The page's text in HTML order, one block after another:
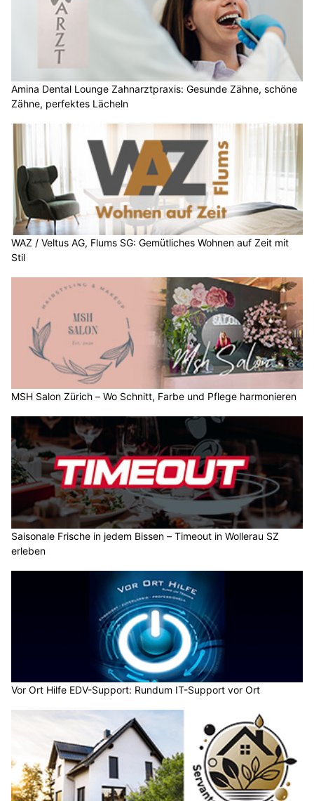
Amina Dental Lounge Zahnarztpraxis: Gesunde Zähne, schöne
Zähne, perfektes Lächeln
WAZ / Veltus AG, Flums SG: Gemütliches Wohnen auf Zeit mit
Stil
MSH Salon Zürich – Wo Schnitt, Farbe und Pflege harmonieren
Saisonale Frische in jedem Bissen – Timeout in Wollerau SZ
erleben
Vor Ort Hilfe EDV-Support: Rundum IT-Support vor Ort